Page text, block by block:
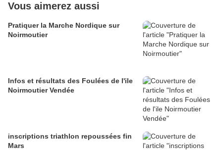
Vous aimerez aussi
Pratiquer la Marche Nordique sur
Noirmoutier
Infos et résultats des Foulées de l'ile
Noirmoutier Vendée
inscriptions triathlon repoussées fin
Mars